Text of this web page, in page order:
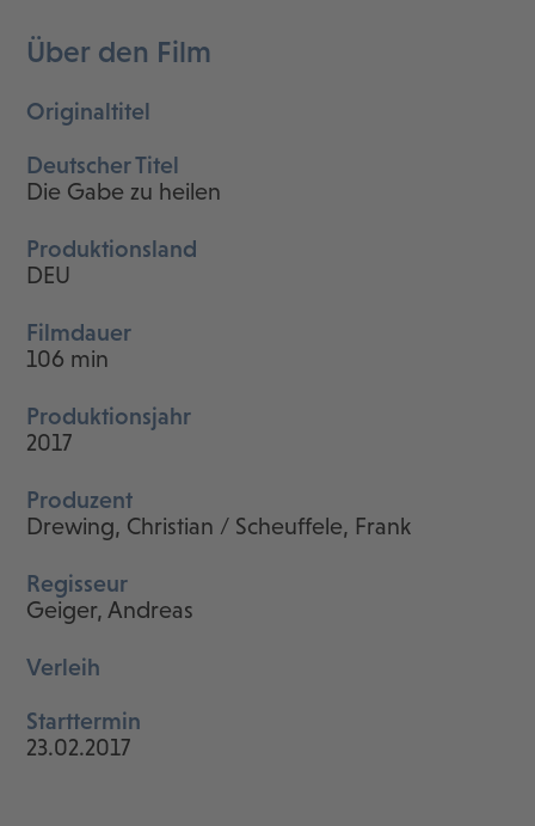
Über den Film
Originaltitel
Deutscher Titel
Die Gabe zu heilen
Produktionsland
DEU
Filmdauer
106 min
Produktionsjahr
2017
Produzent
Drewing, Christian / Scheuffele, Frank
Regisseur
Geiger, Andreas
Verleih
Starttermin
23.02.2017